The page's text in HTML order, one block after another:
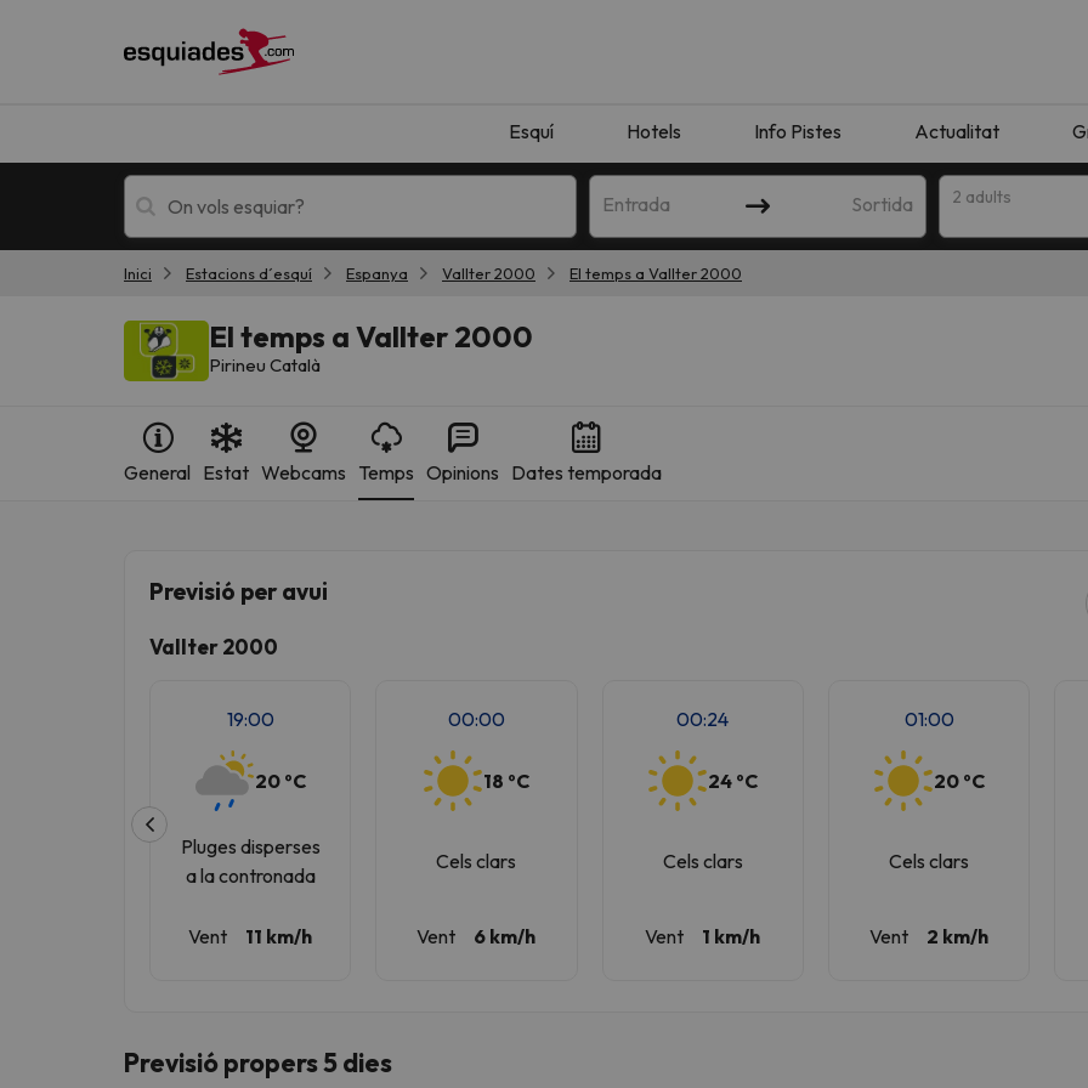
Esquí Hotels Info Pistes Actualitat
Entrada Sortida 2 adults
Inici Estacions d´esquí Espanya Vallter 2000 El temps a Vallter 2000
El temps a Vallter 2000
Pirineu Català
General Estat Webcams Temps Opinions Dates temporada
Previsió per avui
Vallter 2000
19:00
20 ºC
Pluges disperses
a la contronada
Vent 11 km/h
00:00
18 ºC
Cels clars
Vent 6 km/h
00:24
24 ºC
Cels clars
Vent 1 km/h
01:00
20 ºC
Cels clars
Vent 2 km/h
Previsió propers 5 dies